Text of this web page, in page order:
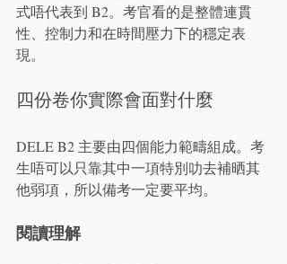
式唔代表到 B2。考官看的是整體連貫
性、控制力和在時間壓力下的穩定表
現。
四份卷你實際會面對什麼
DELE B2 主要由四個能力範疇組成。考
生唔可以只靠其中一項特別叻去補晒其
他弱項，所以備考一定要平均。
閱讀理解